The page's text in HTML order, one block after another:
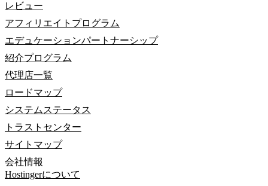
レビュー
アフィリエイトプログラム
エデュケーションパートナーシップ
紹介プログラム
代理店一覧
ロードマップ
システムステータス
トラストセンター
サイトマップ
会社情報
Hostingerについて